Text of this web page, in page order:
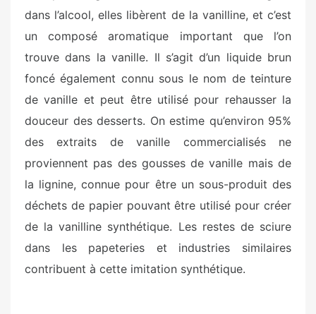
dans l’alcool, elles libèrent de la vanilline, et c’est
un composé aromatique important que l’on
trouve dans la vanille. Il s’agit d’un liquide brun
foncé également connu sous le nom de teinture
de vanille et peut être utilisé pour rehausser la
douceur des desserts. On estime qu’environ 95%
des extraits de vanille commercialisés ne
proviennent pas des gousses de vanille mais de
la lignine, connue pour être un sous-produit des
déchets de papier pouvant être utilisé pour créer
de la vanilline synthétique. Les restes de sciure
dans les papeteries et industries similaires
contribuent à cette imitation synthétique.